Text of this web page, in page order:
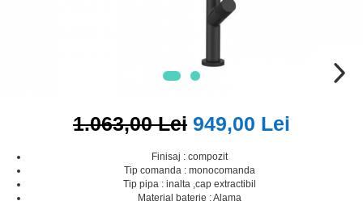
1.063,00 Lei 949,00 Lei
Finisaj : compozit
Tip comanda : monocomanda
Tip pipa : inalta ,cap extractibil
Material baterie : Alama